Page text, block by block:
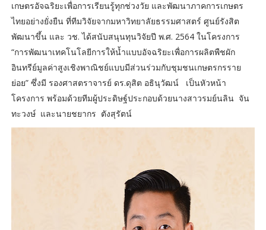
เกษตรอัจฉริยะเพื่อการเรียนรู้ทุกช่วงวัย และพัฒนาภาคการเกษตร
ไทยอย่างยั่งยืน ที่ทีมวิจัยจากมหาวิทยาลัยธรรมศาสตร์ ศูนย์รังสิต
พัฒนาขึ้น และ วช. ได้สนับสนุนทุนวิจัยปี พ.ศ. 2564 ในโครงการ
“การพัฒนาเทคโนโลยีการให้น้ำแบบอัจฉริยะเพื่อการผลิตพืชผัก
อินทรีย์มูลค่าสูงเชิงพาณิชย์แบบมีส่วนร่วมกับชุมชนเกษตรกรราย
ย่อย” ซึ่งมี รองศาสตราจารย์ ดร.ดุสิต อธินุวัฒน์ เป็นหัวหน้า
โครงการ พร้อมด้วยทีมผู้ประดิษฐ์ประกอบด้วยนางสาวรมย์นลิน จัน
ทะวงษ์ และนายชยากร ตังสุรัตน์